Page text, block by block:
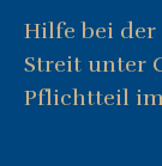
Hilfe bei der
Streit unter
Pflichtteil